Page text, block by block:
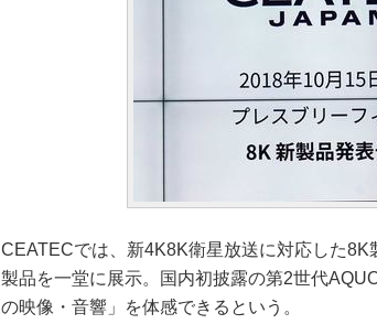
CEATECでは、新4K8K衛星放送に対応した
製品を一堂に展示。国内初披露の第2世代
の映像・音響」を体感できるという。